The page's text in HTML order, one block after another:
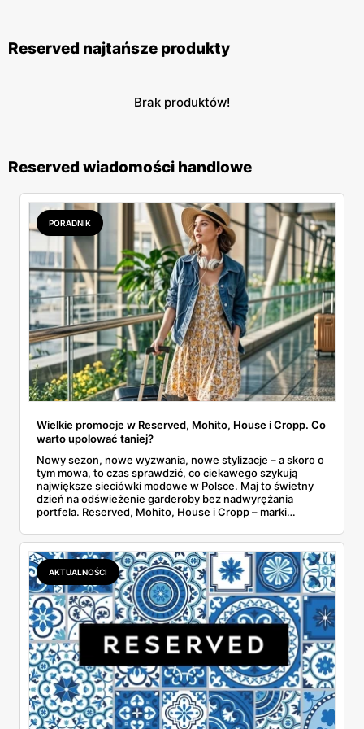
Reserved najtańsze produkty
Brak produktów!
Reserved wiadomości handlowe
PORADNIK
Wielkie promocje w Reserved, Mohito, House i Cropp. Co
warto upolować taniej?
Nowy sezon, nowe wyzwania, nowe stylizacje – a skoro o
tym mowa, to czas sprawdzić, co ciekawego szykują
największe sieciówki modowe w Polsce. Maj to świetny
dzień na odświeżenie garderoby bez nadwyrężania
portfela. Reserved, Mohito, House i Cropp – marki
odzieżowych LPP – kuszą promocjami, zniżkami i
dodatkowymi rabatami. Gdzie warto zajrzeć i co
konkretnie kupić taniej?
AKTUALNOŚCI